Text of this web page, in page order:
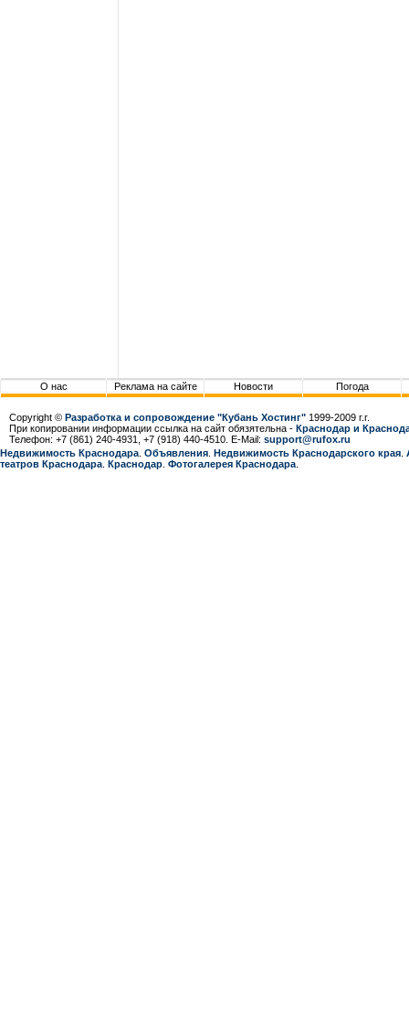
О нас Реклама на сайте Новости Погода
Copyright © Разработка и сопровождение "Кубань Хостинг" 1999-2009 г.г.
При копировании информации ссылка на сайт обязятельна - Краснодар и
Телефон: +7 (861) 240-4931, +7 (918) 440-4510. E-Mail: support@rufox.ru
Недвижимость Краснодара Объявления Недвижимость Краснодарcкого края
театров Краснодара Краснодар Фотогалерея Краснодара